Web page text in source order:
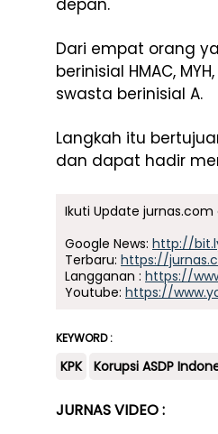
depan.
Dari empat orang
berinisial HMAC,
swasta berinisial A.
Langkah itu
dan dapat hadir
Ikuti Update jurnas.com
Google News: http://
Terbaru: https://
Langganan : https://
Youtube: https://
KEYWORD :
KPK Korupsi ASDP
JURNAS VIDEO :